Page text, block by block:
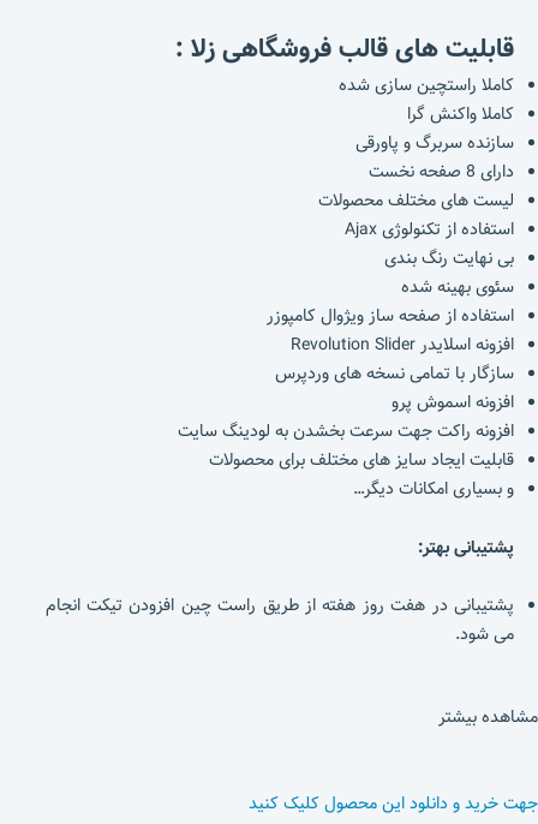
قابلیت های قالب فروشگاهی زلا :
کاملا راستچین سازی شده
کاملا واکنش گرا
سازنده سربرگ و پاورقی
دارای 8 صفحه نخست
لیست های مختلف محصولات
استفاده از تکنولوژی Ajax
بی نهایت رنگ بندی
سئوی بهینه شده
استفاده از صفحه ساز ویژوال کامپوزر
افزونه اسلایدر Revolution Slider
سازگار با تمامی نسخه های وردپرس
افزونه اسموش پرو
افزونه راکت جهت سرعت بخشدن به لودینگ سایت
قابلیت ایجاد سایز های مختلف برای محصولات
و بسیاری امکانات دیگر…
پشتیبانی بهتر:
پشتیبانی در هفت روز هفته از طریق راست چین افزودن تیکت انجام
می شود.
مشاهده بیشتر
جهت خرید و دانلود این محصول کلیک کنید